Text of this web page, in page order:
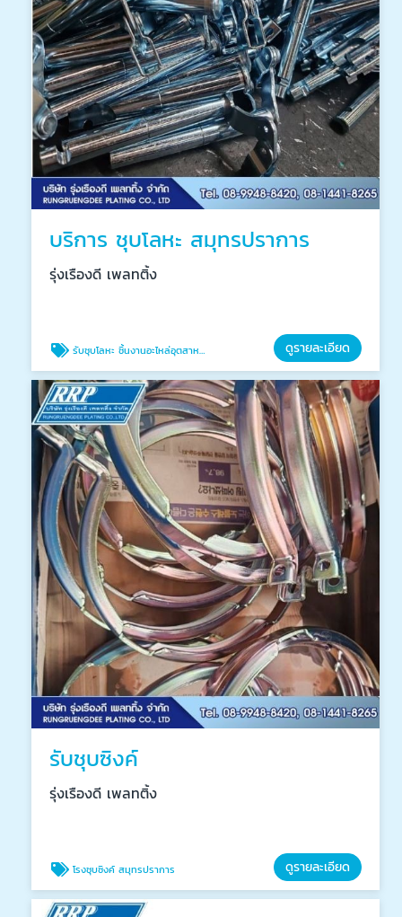
บริการ ชุบโลหะ สมุทรปราการ
รุ่งเรืองดี เพลทติ้ง
รับชุบโลหะ ชิ้นงานอะไหล่อุตสาหกรรม ดูรายละเอียด
รับชุบซิงค์
รุ่งเรืองดี เพลทติ้ง
โรงชุบซิงค์ สมุทรปราการ ดูรายละเอียด